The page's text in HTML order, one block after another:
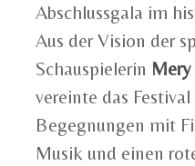
Abschlussgala im
Aus der Vision der
Schauspielerin
vereinte das
Begegnungen mit
Musik und einen